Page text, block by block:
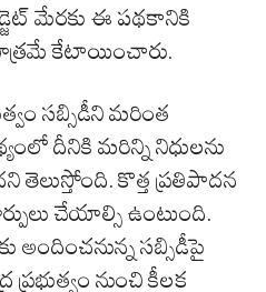
మేరకు ఈ పథకానికి
కేటాయించారు.
సబ్సిడీని మరింత
దీనికి మరిన్ని నిధులను
కొత్త ప్రతిపాదన
చేయాల్సి ఉంటుంది.
అందించనున్న సబ్సిడీపై
నుంచి కీలక